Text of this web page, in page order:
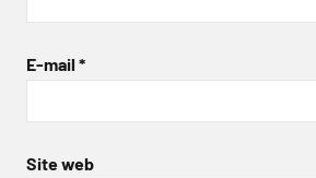
E-mail *
Site web